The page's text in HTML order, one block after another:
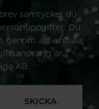
samtycker du
Du
genom att avsluta
är
AB.
SKICKA